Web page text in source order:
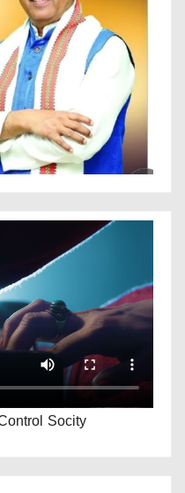
Socity